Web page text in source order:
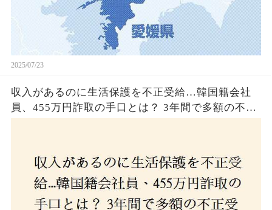
2025/07/23
収入があるのに生活保護を不正受給…韓国籍会社
員、455万円詐取の手口とは？ 3年間で多額の不正